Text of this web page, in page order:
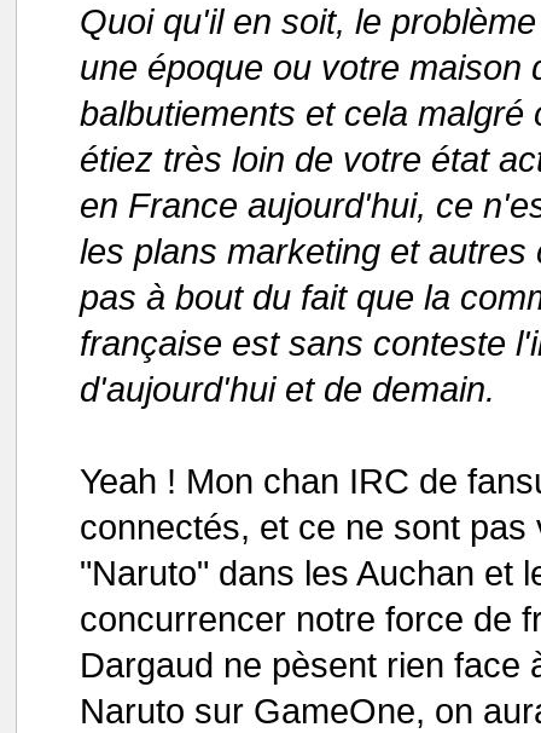
Quoi qu'il en soit, le
une époque ou votre maison
balbutiements et cela
étiez très loin de votre état
en France aujourd'hui, ce
les plans marketing et
pas à bout du fait que la
française est sans conteste
d'aujourd'hui et de demain.
Yeah ! Mon chan IRC de
connectés, et ce ne sont
"Naruto" dans les Auchan et
concurrencer notre force de
Dargaud ne pèsent rien face
Naruto sur GameOne, on